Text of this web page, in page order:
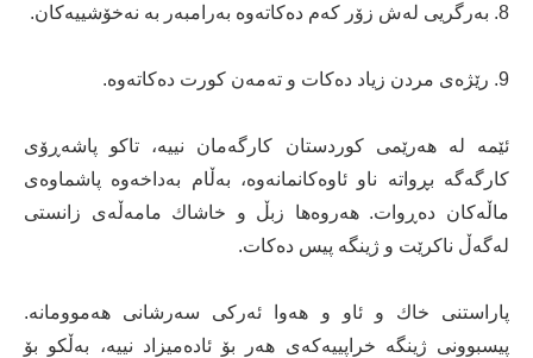
8. بەرگریی لەش زۆر كەم دەكاتەوە بەرامبەر بە نەخۆشییەكان.
9. رێژەی مردن زیاد دەكات و تەمەن كورت دەكاتەوە.
ئێمە لە هەرێمی كوردستان كارگەمان نییە، تاكو پاشەڕۆی
كارگەگە بڕواتە ناو ئاوەكانمانەوە، بەڵام بەداخەوە پاشماوەی
ماڵەكان دەڕوات. هەروەها زبڵ و خاشاك مامەڵەی زانستی
لەگەڵ ناكرێت و ژینگە پیس دەكات.
پاراستنی خاك و ئاو و هەوا ئەركی سەرشانی هەموومانە.
پیسبوونی ژینگە خراپییەكەی هەر بۆ ئادەمیزاد نییە، بەڵكو بۆ